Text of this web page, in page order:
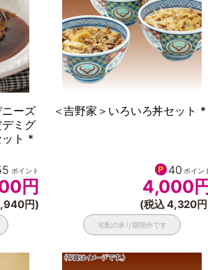
ーズ
ミグ
ト *
ポイント
円
円)
＜吉野家＞いろいろ丼セット *
40 ポイン
4,000 円
(税込 4,320
宅配の承り期間外です